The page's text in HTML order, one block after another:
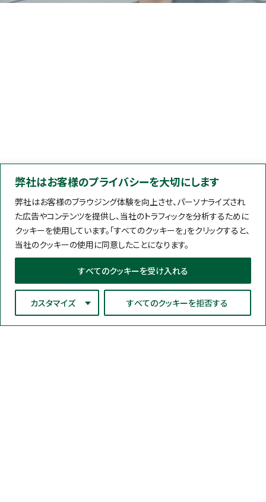
弊社はお客様のプライバシーを大切にします
弊社はお客様のブラウジング体験を向上させ、パーソナライズされ
た広告やコンテンツを提供し、当社のトラフィックを分析するために
クッキーを使用しています。「すべてのクッキーを」をクリックすると、
当社のクッキーの使用に同意したことになります。
カスタマイズ すべてのクッキーを拒否する
すべてのクッキーを受け入れる